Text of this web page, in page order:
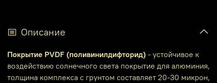
Описание
Покрытие PVDF (поливинилдифторид) - устойчивое к
воздействию солнечного света покрытие для алюминия,
толщина комплекса с грунтом составляет 20-30 микрон,